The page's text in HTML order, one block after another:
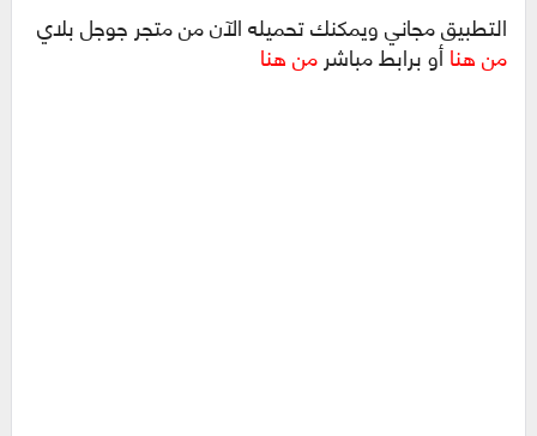
التطبيق مجاني ويمكنك تحميله الآن من متجر جوجل بلاي
من هناأو برابط مباشرمن هنا